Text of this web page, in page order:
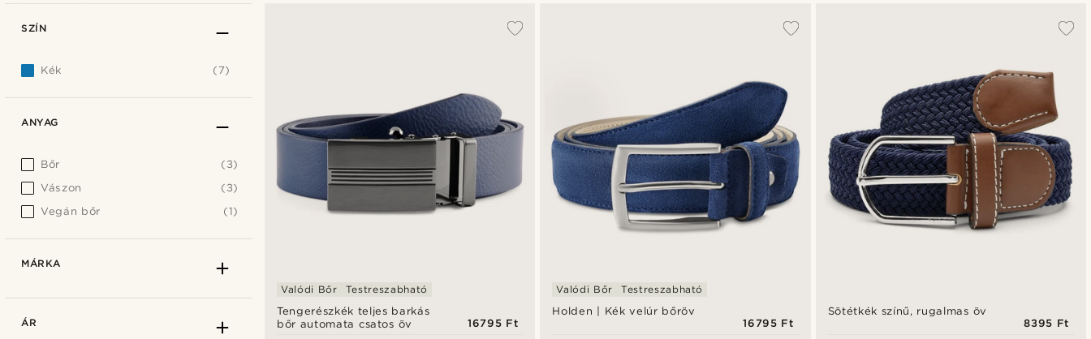
Legalacsonyabb ár
Legmagasabb ár
Tengerészkék teljes barkás
bőr automata csatos öv
Valódi Bőr Testreszabható
16795 Ft
Holden | Kék velúr bőröv
Valódi Bőr Testreszabható
16795 Ft
Sötétkék színű, rugalmas öv
8395 Ft
SZÍN
Kék (7)
ANYAG
Bőr
(3)
Vászon
(3)
Vegán bőr
(1)
MÁRKA
ÁR